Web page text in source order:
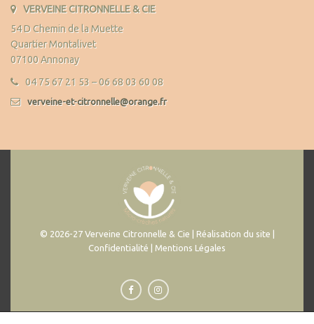
VERVEINE CITRONNELLE & CIE
54 D Chemin de la Muette
Quartier Montalivet
07100 Annonay
04 75 67 21 53 – 06 68 03 60 08
verveine-et-citronnelle@orange.fr
© 2026-27 Verveine Citronnelle & Cie | Réalisation du site |
Confidentialité | Mentions Légales